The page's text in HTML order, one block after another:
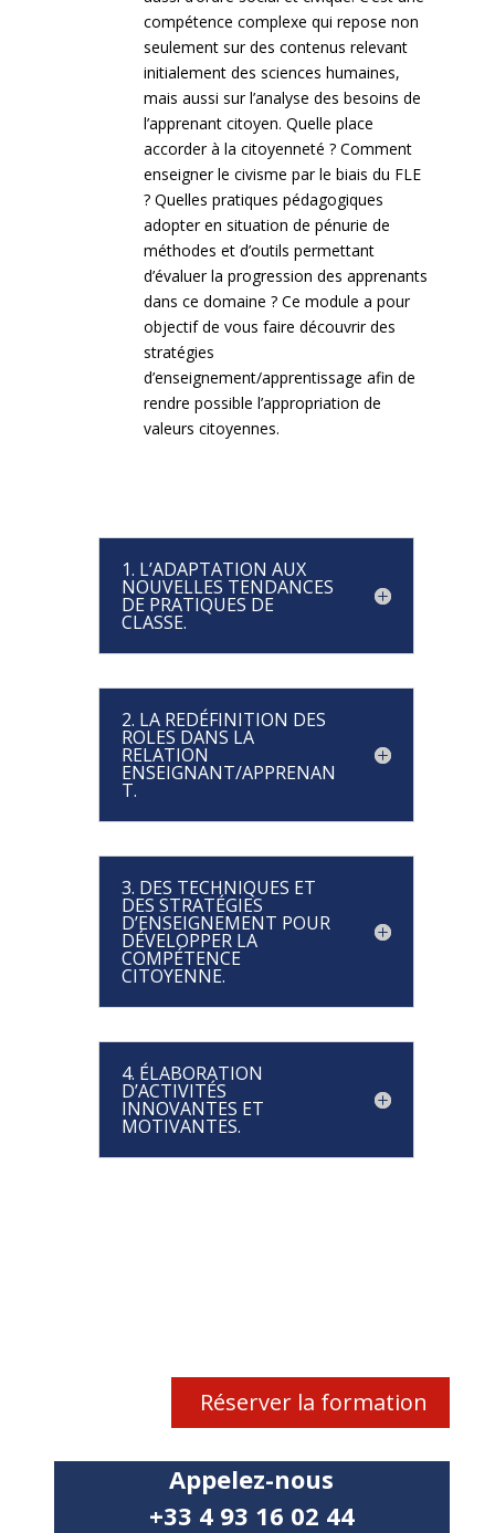
compétence complexe qui repose non
seulement sur des contenus relevant
initialement des sciences humaines,
mais aussi sur l’analyse des besoins de
l’apprenant citoyen. Quelle place
accorder à la citoyenneté ? Comment
enseigner le civisme par le biais du FLE
? Quelles pratiques pédagogiques
adopter en situation de pénurie de
méthodes et d’outils permettant
d’évaluer la progression des apprenants
dans ce domaine ? Ce module a pour
objectif de vous faire découvrir des
stratégies
d’enseignement/apprentissage afin de
rendre possible l’appropriation de
valeurs citoyennes.
1. L’ADAPTATION AUX
NOUVELLES TENDANCES
DE PRATIQUES DE
CLASSE.
2. LA REDÉFINITION DES
ROLES DANS LA
RELATION
ENSEIGNANT/APPRENAN
T.
3. DES TECHNIQUES ET
DES STRATÉGIES
D’ENSEIGNEMENT POUR
DÉVELOPPER LA
COMPÉTENCE
CITOYENNE.
4. ÉLABORATION
D’ACTIVITÉS
INNOVANTES ET
MOTIVANTES.
Réserver la formation
Appelez-nous
+33 4 93 16 02 44